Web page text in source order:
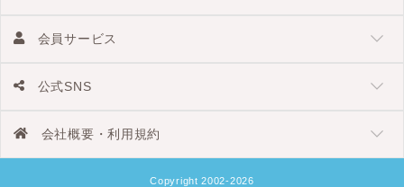
会員サービス
公式SNS
会社概要・利用規約
Copyright 2002-2026